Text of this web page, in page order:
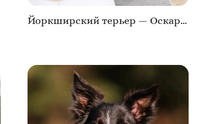
Йоркширский терьер — Оскар | id 26707